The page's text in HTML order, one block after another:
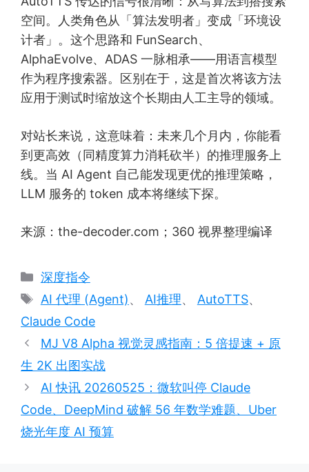
空间。人类角色从「算法发明者」变成「环境设
计者」。这个思路和 FunSearch、
AlphaEvolve、ADAS 一脉相承——用语言模型
作为程序搜索器。区别在于，这是首次将该方法
应用于测试时缩放这个长期由人工主导的领域。
对站长来说，这意味着：未来几个月内，你能看
到更高效（同精度算力消耗砍半）的推理服务上
线。当 AI Agent 自己能发现更优的推理策略，
LLM 服务的 token 成本将继续下探。
来源：the-decoder.com；360 视界整理编译
分
类
深度指令
标
签
AI 代理 (Agent)、 AI推理、 AutoTTS、
Claude Code
MJ V8 Alpha 视觉灵感指南：5 倍提速 + 原
生 2K 出图实战
AI 快讯 20260525：微软叫停 Claude
Code、DeepMind 破解 56 年数学难题、Uber
烧光年度 AI 预算